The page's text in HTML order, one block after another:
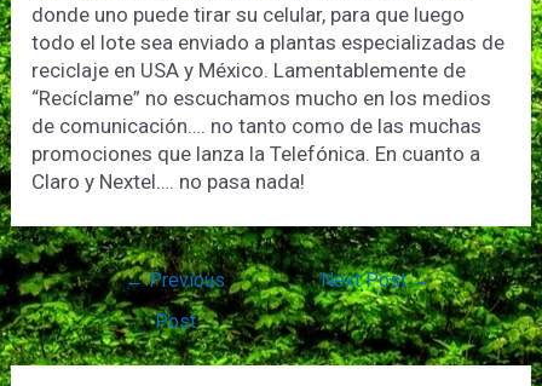
donde uno puede tirar su celular, para que luego
todo el lote sea enviado a plantas especializadas de
reciclaje en USA y México. Lamentablemente de
“Recíclame” no escuchamos mucho en los medios
de comunicación…. no tanto como de las muchas
promociones que lanza la Telefónica. En cuanto a
Claro y Nextel…. no pasa nada!
Post
navigation
←Previous
Post
Next Post→